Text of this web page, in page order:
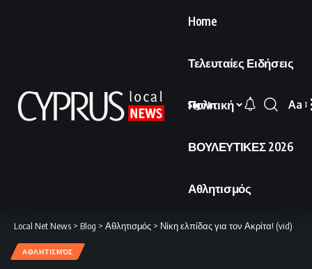
Home
Τελευταίες Ειδήσεις
Πολιτική
ΒΟΥΛΕΥΤΙΚΕΣ 2026
Αθλητισμός
Sign In
Font
Aa
Local Net News > Blog > Αθλητισμός > Νίκη ελπίδας για τον Ακρίτα! (vid)
ΑΘΛΗΤΙΣΜΌΣ